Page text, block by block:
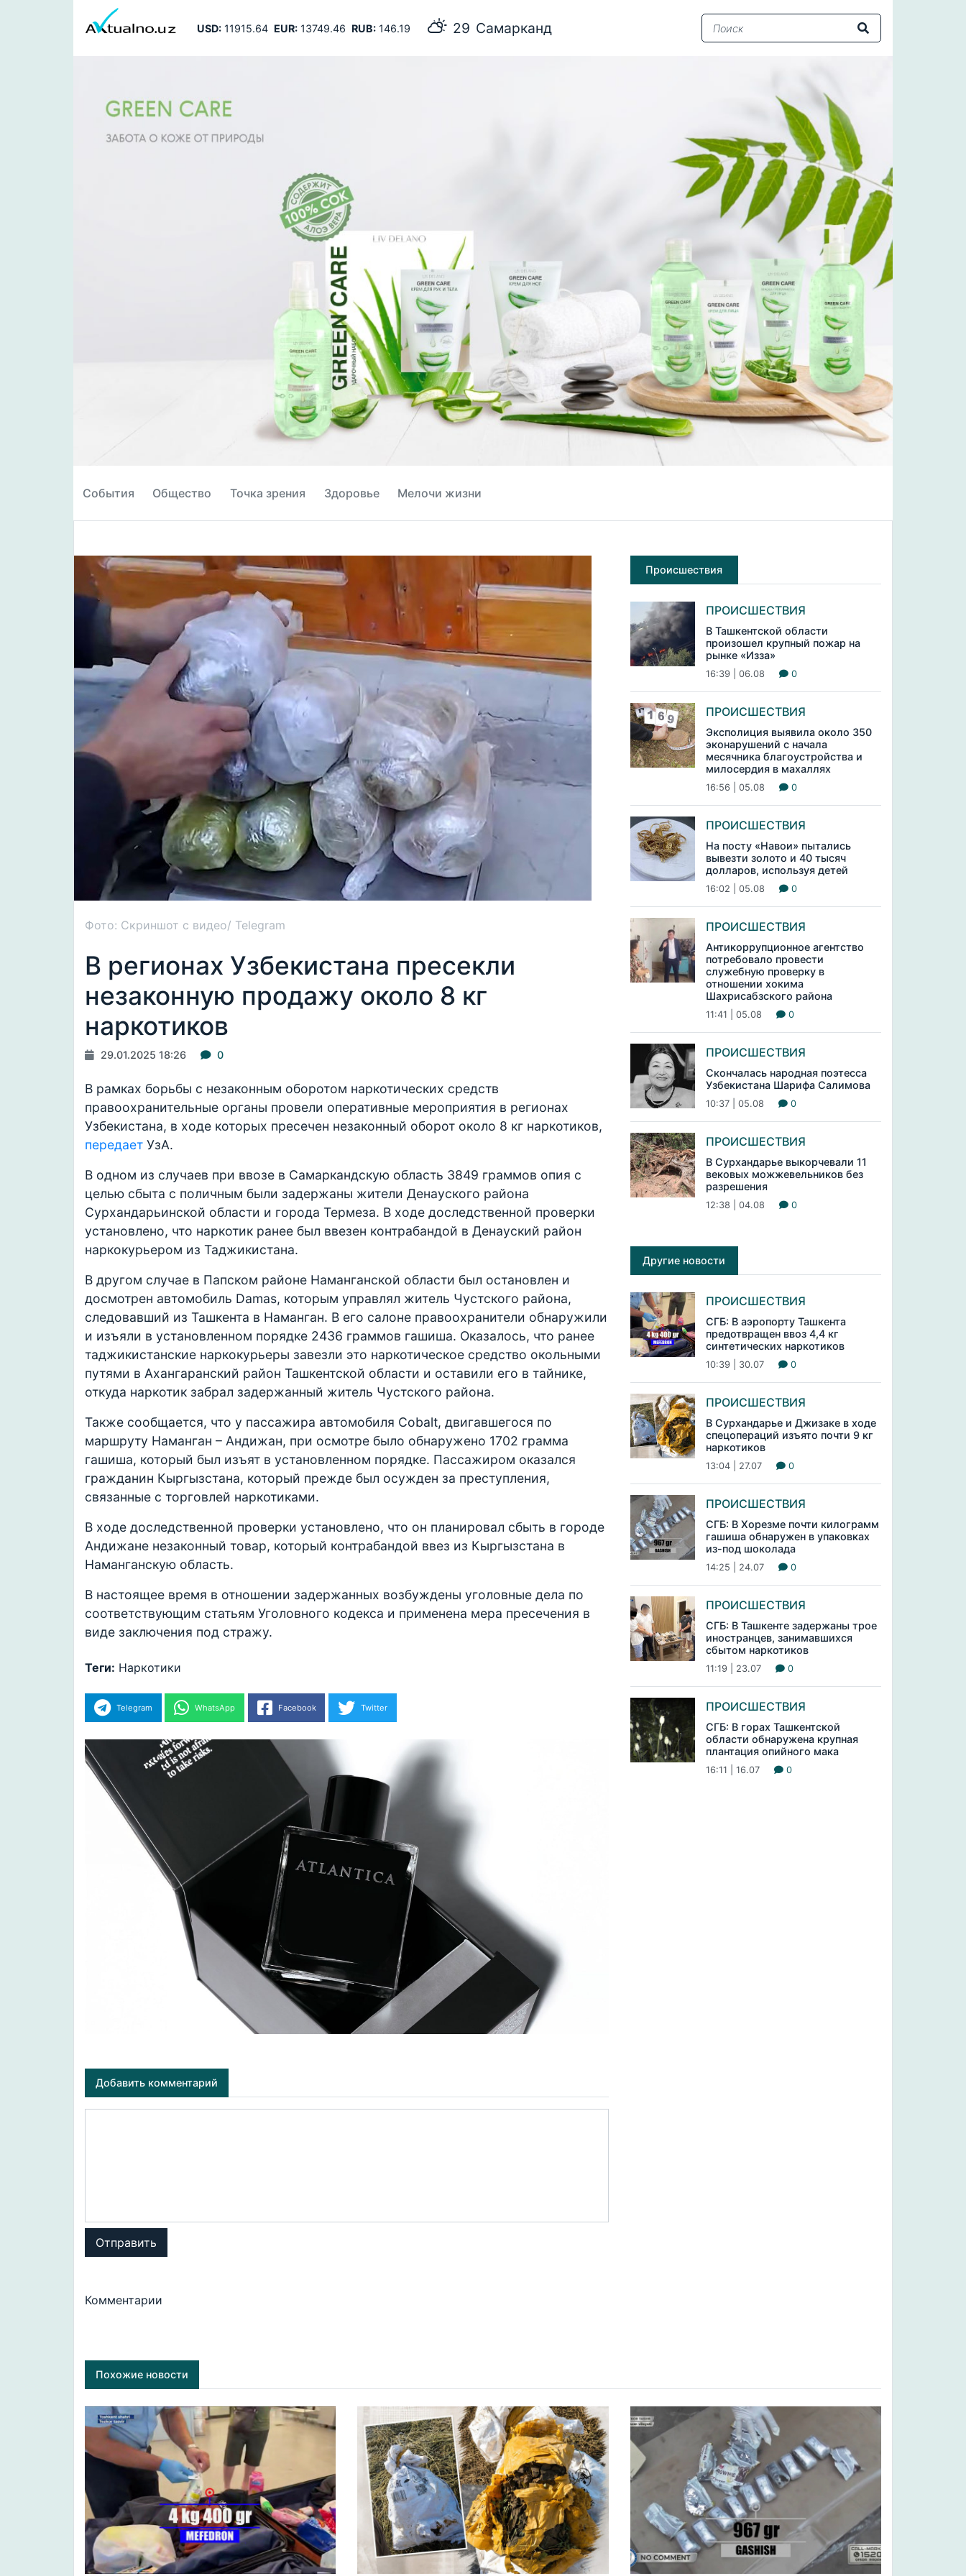
USD:11915.64 EUR:13749.46 RUB:146.19 29 Самарканд
События Общество Точка зрения Здоровье Мелочи жизни
Фото: Скриншот с видео/ Telegram
В регионах Узбекистана пресекли
незаконную продажу около 8 кг
наркотиков
29.01.2025 18:26 0
В рамках борьбы с незаконным оборотом наркотических средств
правоохранительные органы провели оперативные мероприятия в регионах
Узбекистана, в ходе которых пресечен незаконный оборот около 8 кг наркотиков,
передает УзА.
В одном из случаев при ввозе в Самаркандскую область 3849 граммов опия с
целью сбыта с поличным были задержаны жители Денауского района
Сурхандарьинской области и города Термеза. В ходе доследственной проверки
установлено, что наркотик ранее был ввезен контрабандой в Денауский район
наркокурьером из Таджикистана.
В другом случае в Папском районе Наманганской области был остановлен и
досмотрен автомобиль Damas, которым управлял житель Чустского района,
следовавший из Ташкента в Наманган. В его салоне правоохранители обнаружили
и изъяли в установленном порядке 2436 граммов гашиша. Оказалось, что ранее
таджикистанские наркокурьеры завезли это наркотическое средство окольными
путями в Ахангаранский район Ташкентской области и оставили его в тайнике,
откуда наркотик забрал задержанный житель Чустского района.
Также сообщается, что у пассажира автомобиля Cobalt, двигавшегося по
маршруту Наманган – Андижан, при осмотре было обнаружено 1702 грамма
гашиша, который был изъят в установленном порядке. Пассажиром оказался
гражданин Кыргызстана, который прежде был осужден за преступления,
связанные с торговлей наркотиками.
В ходе доследственной проверки установлено, что он планировал сбыть в городе
Андижане незаконный товар, который контрабандой ввез из Кыргызстана в
Наманганскую область.
В настоящее время в отношении задержанных возбуждены уголовные дела по
соответствующим статьям Уголовного кодекса и применена мера пресечения в
виде заключения под стражу.
Теги: Наркотики
Telegram WhatsApp Facebook Twitter
Добавить комментарий
Отправить
Комментарии
Происшествия
ПРОИСШЕСТВИЯ
В Ташкентской области
произошел крупный пожар на
рынке «Изза»
16:39 | 06.08 0
ПРОИСШЕСТВИЯ
Эксполиция выявила около 350
эконарушений с начала
месячника благоустройства и
милосердия в махаллях
16:56 | 05.08 0
ПРОИСШЕСТВИЯ
На посту «Навои» пытались
вывезти золото и 40 тысяч
долларов, используя детей
16:02 | 05.08 0
ПРОИСШЕСТВИЯ
Антикоррупционное агентство
потребовало провести
служебную проверку в
отношении хокима
Шахрисабзского района
11:41 | 05.08 0
ПРОИСШЕСТВИЯ
Скончалась народная поэтесса
Узбекистана Шарифа Салимова
10:37 | 05.08 0
ПРОИСШЕСТВИЯ
В Сурхандарье выкорчевали 11
вековых можжевельников без
разрешения
12:38 | 04.08 0
Другие новости
ПРОИСШЕСТВИЯ
СГБ: В аэропорту Ташкента
предотвращен ввоз 4,4 кг
синтетических наркотиков
10:39 | 30.07 0
ПРОИСШЕСТВИЯ
В Сурхандарье и Джизаке в ходе
спецопераций изъято почти 9 кг
наркотиков
13:04 | 27.07 0
ПРОИСШЕСТВИЯ
СГБ: В Хорезме почти килограмм
гашиша обнаружен в упаковках
из-под шоколада
14:25 | 24.07 0
ПРОИСШЕСТВИЯ
СГБ: В Ташкенте задержаны трое
иностранцев, занимавшихся
сбытом наркотиков
11:19 | 23.07 0
ПРОИСШЕСТВИЯ
СГБ: В горах Ташкентской
области обнаружена крупная
плантация опийного мака
16:11 | 16.07 0
Похожие новости